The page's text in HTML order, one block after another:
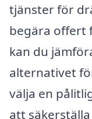
tjänster för
begära offert
kan du
alternativet
välja en
att